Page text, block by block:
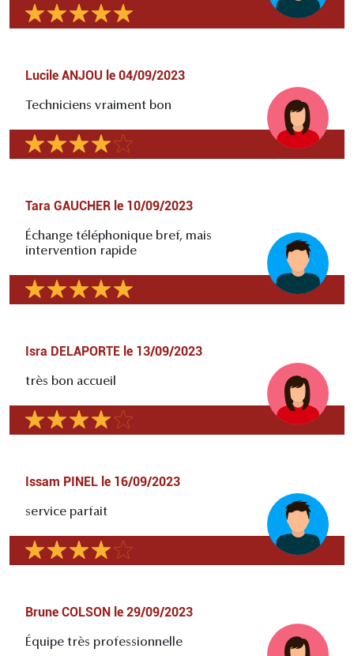
Lucile ANJOU le 04/09/2023
Techniciens vraiment bon
Tara GAUCHER le 10/09/2023
Échange téléphonique bref, mais
intervention rapide
Isra DELAPORTE le 13/09/2023
très bon accueil
Issam PINEL le 16/09/2023
service parfait
Brune COLSON le 29/09/2023
Équipe très professionnelle